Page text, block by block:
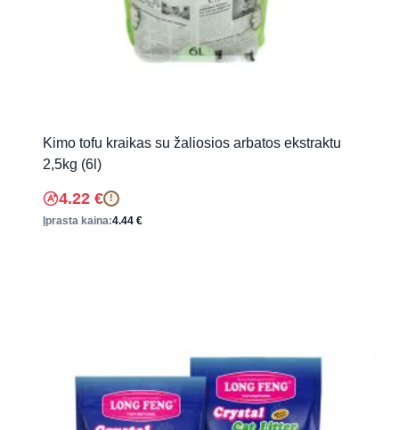
Kimo tofu kraikas su žaliosios arbatos ekstraktu
2,5kg (6l)
4.22 € !
Įprasta kaina:4.44 €